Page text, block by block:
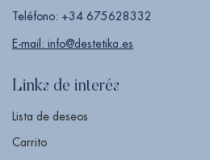
Teléfono: +34 675628332
E-mail: info@destetika.es
Links de interés
Lista de deseos
Carrito